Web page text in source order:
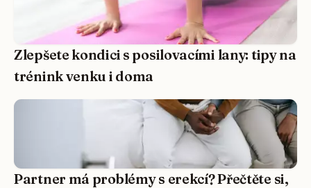
Zlepšete kondici s posilovacími lany: tipy na
trénink venku i doma
Partner má problémy s erekcí? Přečtěte si,